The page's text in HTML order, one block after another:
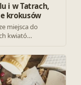
i w Tatrach,
krokusów
miejsca do
kwiató…